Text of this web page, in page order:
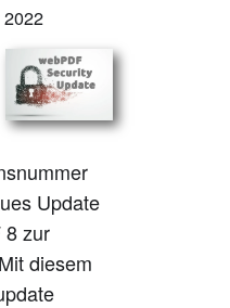
Hub
Update
8 zur
diesem